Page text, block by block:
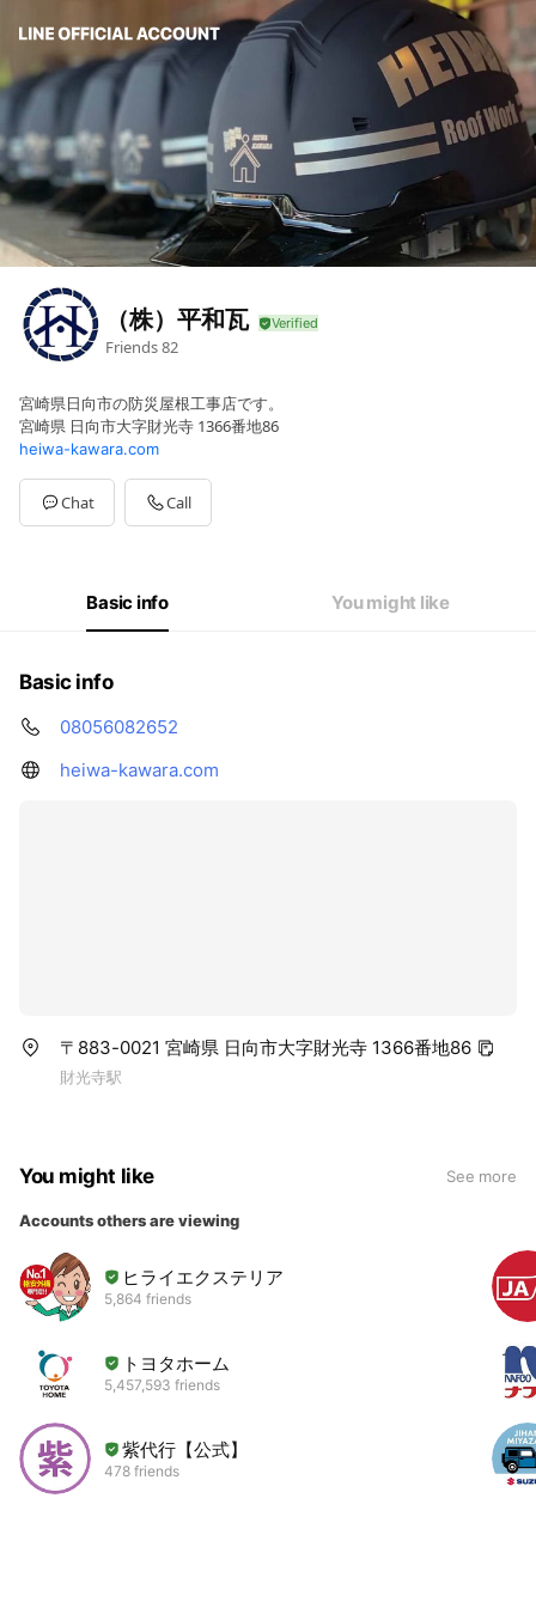
（株）平和瓦
Friends82
宮崎県日向市の防災屋根工事店です。
宮崎県 日向市大字財光寺 1366番地86
heiwa-kawara.com
Chat Call
Basic info You might like
Basic info
08056082652
heiwa-kawara.com
〒883-0021 宮崎県 日向市大字財光寺 1366番地86
財光寺駅
You might like See more
Accounts others are viewing
ヒライエクステリア
5,864 friends
トヨタホーム
5,457,593 friends
紫代行【公式】
478 friends